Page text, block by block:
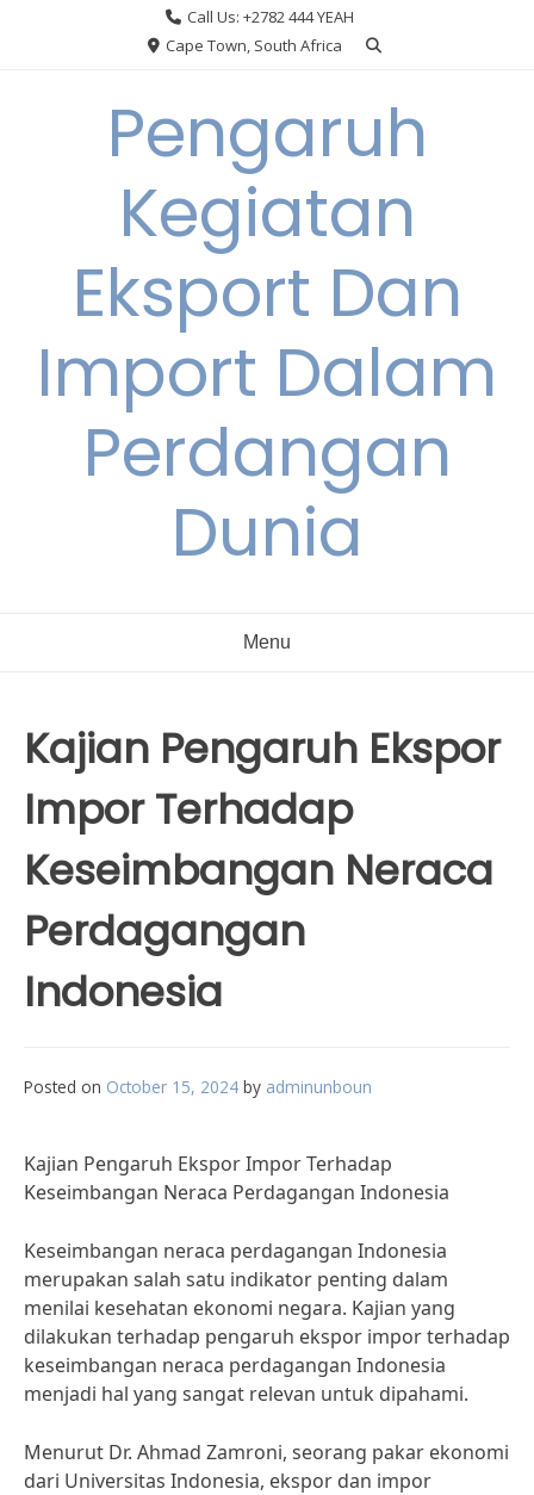
Call Us: +2782 444 YEAH
Cape Town, South Africa
Pengaruh
Kegiatan
Eksport Dan
Import Dalam
Perdangan
Dunia
Menu
Kajian Pengaruh Ekspor
Impor Terhadap
Keseimbangan Neraca
Perdagangan
Indonesia
Posted on October 15, 2024 by adminunboun
Kajian Pengaruh Ekspor Impor Terhadap
Keseimbangan Neraca Perdagangan Indonesia
Keseimbangan neraca perdagangan Indonesia
merupakan salah satu indikator penting dalam
menilai kesehatan ekonomi negara. Kajian yang
dilakukan terhadap pengaruh ekspor impor terhadap
keseimbangan neraca perdagangan Indonesia
menjadi hal yang sangat relevan untuk dipahami.
Menurut Dr. Ahmad Zamroni, seorang pakar ekonomi
dari Universitas Indonesia, ekspor dan impor